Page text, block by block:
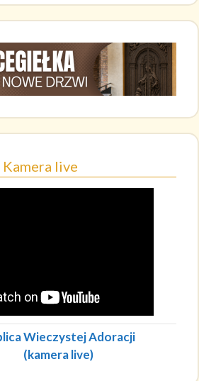
Kamera live
Wieczystej Adoracji
(kamera live)